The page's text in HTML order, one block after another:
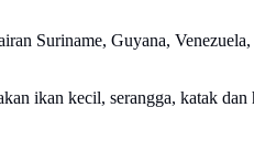
Suriname, Guyana,
ikan kecil, serangga, katak